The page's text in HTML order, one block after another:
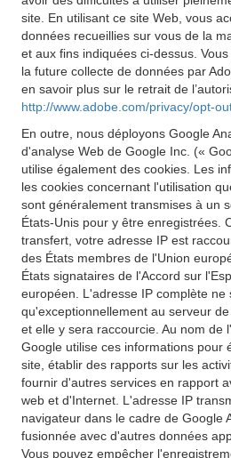
site. En utilisant ce site Web, vous
données recueillies sur vous de la
et aux fins indiquées ci-dessus.
la future collecte de données par
en savoir plus sur le retrait de
http://www.adobe.com/privacy/opt-
En outre, nous déployons Google
d'analyse Web de Google Inc. («
utilise également des cookies. Les
les cookies concernant l'utilisation
sont généralement transmises à un
États-Unis pour y être enregistrées.
transfert, votre adresse IP est
des États membres de l'Union
États signataires de l'Accord sur
européen. L'adresse IP complète ne
qu'exceptionnellement au serveur
et elle y sera raccourcie. Au nom de
Google utilise ces informations pour
site, établir des rapports sur les
fournir d'autres services en rapport
web et d'Internet. L'adresse IP
navigateur dans le cadre de Google
fusionnée avec d'autres données
Vous pouvez empêcher